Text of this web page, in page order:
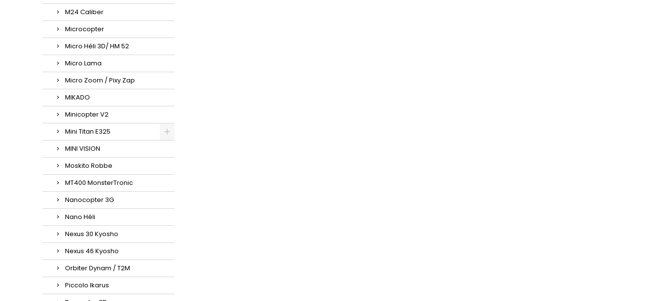
M24 Caliber
Microcopter
Micro Héli 3D/ HM 52
Micro Lama
Micro Zoom / Pixy Zap
MIKADO
Minicopter V2
Mini Titan E325
MINI VISION
Moskito Robbe
MT400 MonsterTronic
Nanocopter 3G
Nano Héli
Nexus 30 Kyosho
Nexus 46 Kyosho
Orbiter Dynam / T2M
Piccolo Ikarus